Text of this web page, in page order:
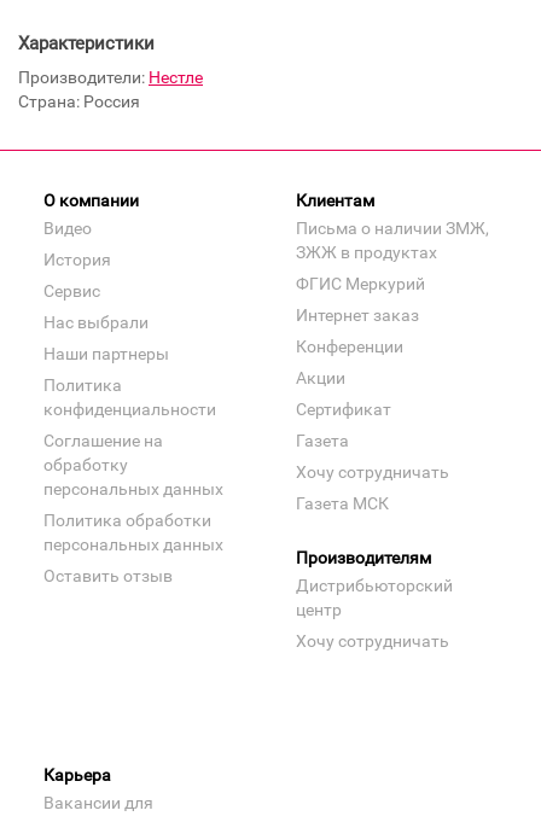
Характеристики
Производители: Нестле
Страна: Россия
О компании
Видео
История
Сервис
Нас выбрали
Наши партнеры
Политика
конфиденциальности
Соглашение на
обработку
персональных данных
Политика обработки
персональных данных
Оставить отзыв
Клиентам
Письма о наличии ЗМЖ,
ЗЖЖ в продуктах
ФГИС Меркурий
Интернет заказ
Конференции
Акции
Сертификат
Газета
Хочу сотрудничать
Газета МСК
Производителям
Дистрибьюторский
центр
Хочу сотрудничать
Карьера
Вакансии для